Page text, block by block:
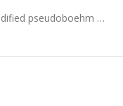
pseudoboehm …